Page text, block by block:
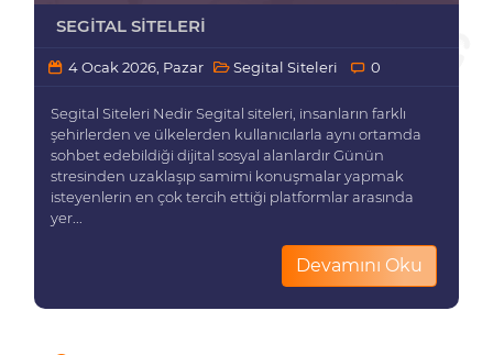
SEGITAL SITELERI
4 Ocak 2026, Pazar Segital Siteleri 0
Segital Siteleri Nedir Segital siteleri, insanların farklı
şehirlerden ve ülkelerden kullanıcılarla aynı ortamda
sohbet edebildiği dijital sosyal alanlardır Günün
stresinden uzaklaşıp samimi konuşmalar yapmak
isteyenlerin en çok tercih ettiği platformlar arasında
yer...
Devamını Oku